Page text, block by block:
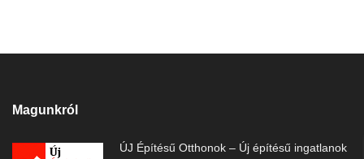
Magunkról
ÚJ Építésű Otthonok – Új építésű ingatlanok